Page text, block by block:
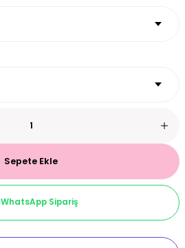
Sepete Ekle
WhatsApp Sipariş